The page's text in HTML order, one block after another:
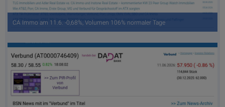
CA Immo am 11.6. -0,68%, Volumen 106% normaler Tage